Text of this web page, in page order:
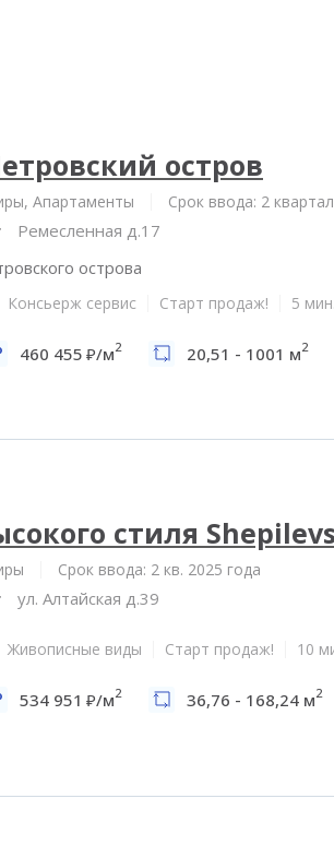
остров
Апартаменты Срок ввода: 2
Ремесленная д.17
острова
Консьерж сервис Старт продаж! 5
460 455 /м2 20,51 - 1001 м2
стиля
Срок ввода: 2 кв. 2025 года
ул. Алтайская д.39
Живописные виды Старт продаж! 10
534 951 /м2 36,76 - 168,24 м2